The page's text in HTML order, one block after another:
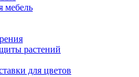
мебель
растений
для цветов